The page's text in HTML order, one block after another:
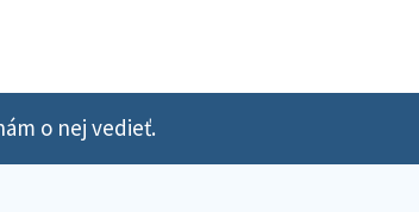
o nej vedieť.